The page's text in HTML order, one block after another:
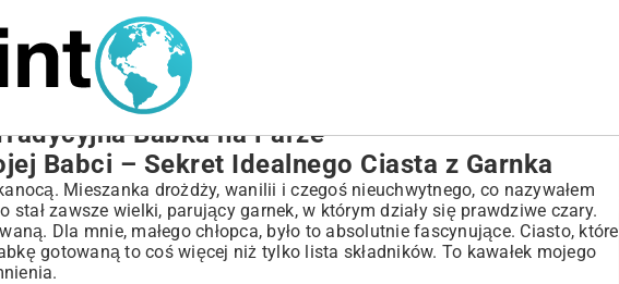
Babka na Parze
Babci – Sekret Idealnego Ciasta z Garnka
Mieszanka drożdży, wanilii i czegoś nieuchwytnego, co nazywałem
zawsze wielki, parujący garnek, w którym działy się prawdziwe czary.
Dla mnie, małego chłopca, było to absolutnie fascynujące. Ciasto, które
gotowaną to coś więcej niż tylko lista składników. To kawałek mojego